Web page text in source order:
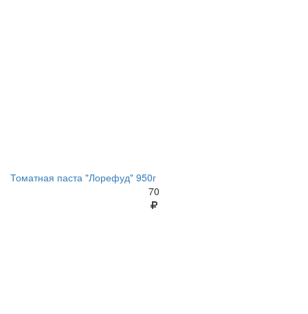
Томатная паста "Лорефуд" 950г
70